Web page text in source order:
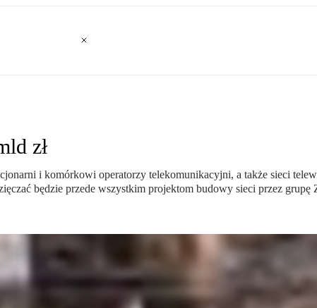
zł
i komórkowi operatorzy telekomunikacyjni, a także sieci
będzie przede wszystkim projektom budowy sieci przez grupę